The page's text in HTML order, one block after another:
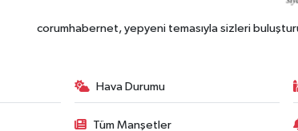
corumhabernet, yepyeni temasıyla sizleri
Hava Durumu
Tüm Manşetler